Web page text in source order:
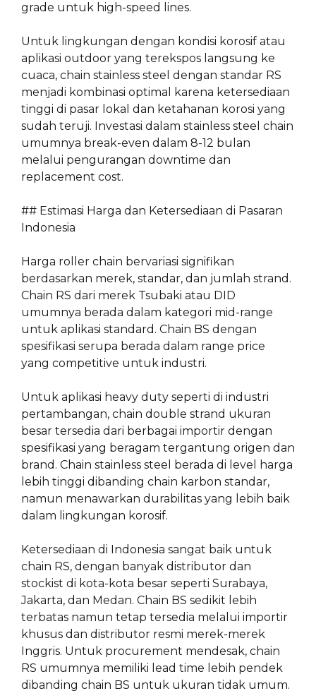
grade untuk high-speed lines.
Untuk lingkungan dengan kondisi korosif atau
aplikasi outdoor yang terekspos langsung ke
cuaca, chain stainless steel dengan standar RS
menjadi kombinasi optimal karena ketersediaan
tinggi di pasar lokal dan ketahanan korosi yang
sudah teruji. Investasi dalam stainless steel chain
umumnya break-even dalam 8-12 bulan
melalui pengurangan downtime dan
replacement cost.
## Estimasi Harga dan Ketersediaan di Pasaran
Indonesia
Harga roller chain bervariasi signifikan
berdasarkan merek, standar, dan jumlah strand.
Chain RS dari merek Tsubaki atau DID
umumnya berada dalam kategori mid-range
untuk aplikasi standard. Chain BS dengan
spesifikasi serupa berada dalam range price
yang competitive untuk industri.
Untuk aplikasi heavy duty seperti di industri
pertambangan, chain double strand ukuran
besar tersedia dari berbagai importir dengan
spesifikasi yang beragam tergantung origen dan
brand. Chain stainless steel berada di level harga
lebih tinggi dibanding chain karbon standar,
namun menawarkan durabilitas yang lebih baik
dalam lingkungan korosif.
Ketersediaan di Indonesia sangat baik untuk
chain RS, dengan banyak distributor dan
stockist di kota-kota besar seperti Surabaya,
Jakarta, dan Medan. Chain BS sedikit lebih
terbatas namun tetap tersedia melalui importir
khusus dan distributor resmi merek-merek
Inggris. Untuk procurement mendesak, chain
RS umumnya memiliki lead time lebih pendek
dibanding chain BS untuk ukuran tidak umum.